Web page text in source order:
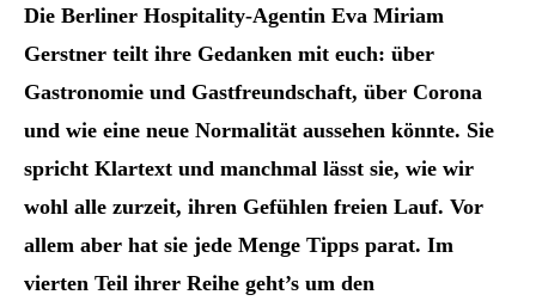
Die Berliner Hospitality-Agentin Eva Miriam
Gerstner teilt ihre Gedanken mit euch: über
Gastronomie und Gastfreundschaft, über Corona
und wie eine neue Normalität aussehen könnte. Sie
spricht Klartext und manchmal lässt sie, wie wir
wohl alle zurzeit, ihren Gefühlen freien Lauf. Vor
allem aber hat sie jede Menge Tipps parat. Im
vierten Teil ihrer Reihe geht’s um den